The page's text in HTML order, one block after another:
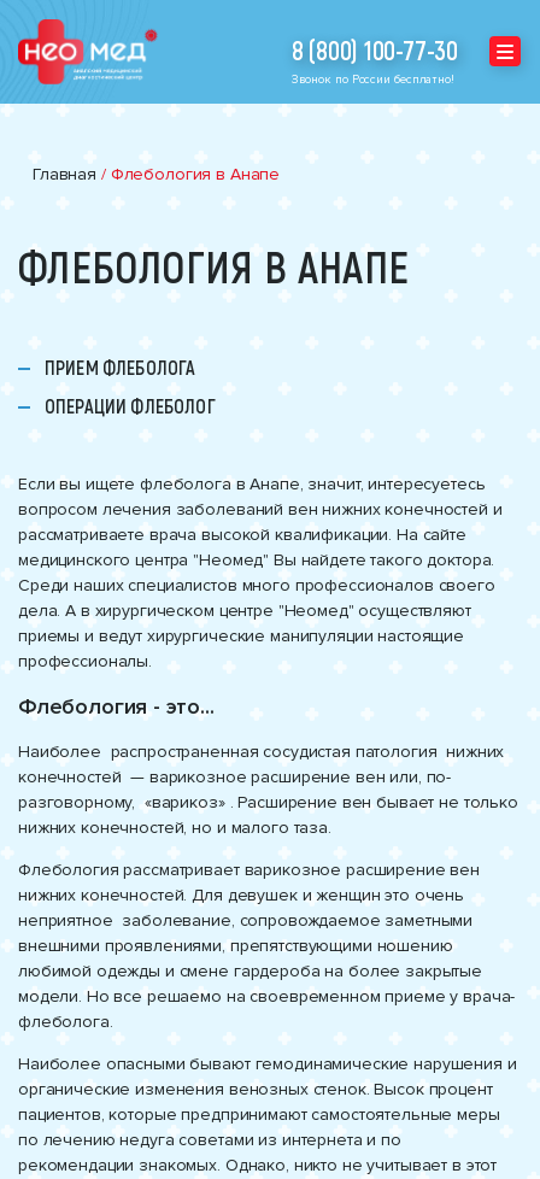
8 (800) 100-77-30
Звонок по России бесплатно!
Главная / Флебология в Анапе
ФЛЕБОЛОГИЯ В АНАПЕ
ПРИЕМ ФЛЕБОЛОГА
ОПЕРАЦИИ ФЛЕБОЛОГ
Если вы ищете флеболога в Анапе, значит, интересуетесь
вопросом лечения заболеваний вен нижних конечностей и
рассматриваете врача высокой квалификации. На сайте
медицинского центра "Неомед" Вы найдете такого доктора.
Среди наших специалистов много профессионалов своего
дела. А в хирургическом центре "Неомед" осуществляют
приемы и ведут хирургические манипуляции настоящие
профессионалы.
Флебология - это...
Наиболее распространенная сосудистая патология нижних
конечностей — варикозное расширение вен или, по-
разговорному, «варикоз» . Расширение вен бывает не только
нижних конечностей, но и малого таза.
Флебология рассматривает варикозное расширение вен
нижних конечностей. Для девушек и женщин это очень
неприятное заболевание, сопровождаемое заметными
внешними проявлениями, препятствующими ношению
любимой одежды и смене гардероба на более закрытые
модели. Но все решаемо на своевременном приеме у врача-
флеболога.
Наиболее опасными бывают гемодинамические нарушения и
органические изменения венозных стенок. Высок процент
пациентов, которые предпринимают самостоятельные меры
по лечению недуга советами из интернета и по
рекомендации знакомых. Однако, никто не учитывает в этот